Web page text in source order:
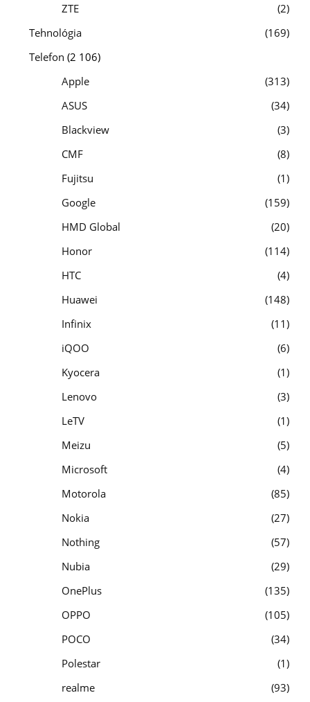
ZTE
2
Tehnológia
169
Telefon (2 106)
Apple
313
ASUS
34
Blackview
3
CMF
8
Fujitsu
1
Google
159
HMD Global
20
Honor
114
HTC
4
Huawei
148
Infinix
11
iQOO
6
Kyocera
1
Lenovo
3
LeTV
1
Meizu
5
Microsoft
4
Motorola
85
Nokia
27
Nothing
57
Nubia
29
OnePlus
135
OPPO
105
POCO
34
Polestar
1
realme
93